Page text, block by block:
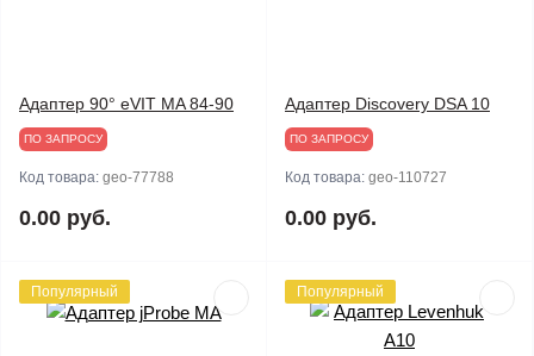
Адаптер 90° eVIT MA 84-90
ПО ЗАПРОСУ
Код товара: geo-77788
0.00 руб.
Адаптер Discovery DSA 10
ПО ЗАПРОСУ
Код товара: geo-110727
0.00 руб.
Популярный Популярный